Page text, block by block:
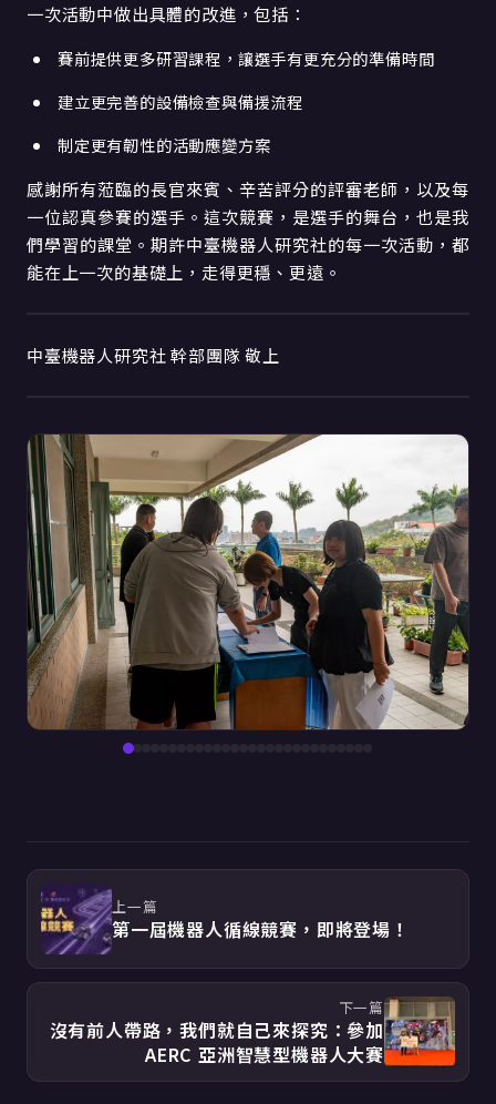
一次活動中做出具體的改進，包括：
賽前提供更多研習課程，讓選手有更充分的準備時間
建立更完善的設備檢查與備援流程
制定更有韌性的活動應變方案
感謝所有蒞臨的長官來賓、辛苦評分的評審老師，以及每
一位認真參賽的選手。這次競賽，是選手的舞台，也是我
們學習的課堂。期許中臺機器人研究社的每一次活動，都
能在上一次的基礎上，走得更穩、更遠。
中臺機器人研究社 幹部團隊 敬上
上一篇
第一屆機器人循線競賽，即將登場！
下一篇
沒有前人帶路，我們就自己來探究：參加
AERC 亞洲智慧型機器人大賽